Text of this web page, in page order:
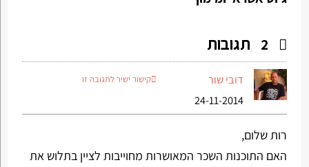
2 תגובות
דובי שור
24-11-2014
קישור ישיר לתגובה זו
רות שלום,
האם התוכנות השכר המאושרות מחוייבות לציין בתלוש את